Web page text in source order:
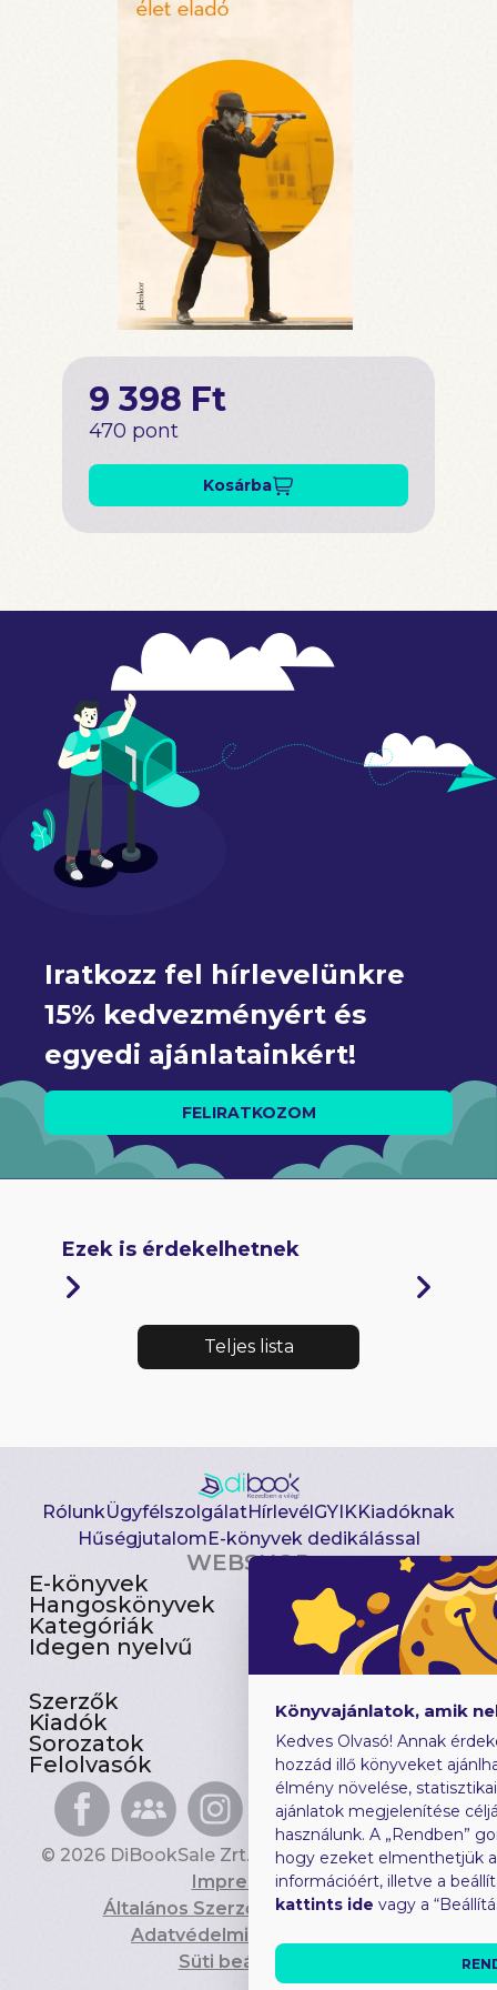
9 398 Ft
470 pont
Kosárba
Iratkozz fel hírlevelünkre
15% kedvezményért és
egyedi ajánlatainkért!
FELIRATKOZOM
Ezek is érdekelhetnek
Teljes lista
RólunkÜgyfélszolgálatHírlevélGYIKKiadóknak
HűségjutalomE-könyvek dedikálással
WEBSHOP
E-könyvek
Hangoskönyvek
Kategóriák
Idegen nyelvű
Csomagajánlatok
Akciósak
Előjegyezhetők
Újdonságok
Szerzők
Kiadók
Sorozatok
Felolvasók
Gyerekkönyvek
Heti toplista
Ajándékutalvány
Blog
© 2026 DiBookSale Zrt. Minden jog fenntartva.
Impresszum
Általános Szerződési Feltételek
Adatvédelmi Tájékoztató
Süti beállítások
Könyvajánlatok, amik
Kedves Olvasó! Annak
hozzád illő könyveket
élmény növelése,
ajánlatok megjelenítése
használunk. A „Rendben”
hogy ezeket elmenthetjük
információért, illetve a
kattints ide vagy a